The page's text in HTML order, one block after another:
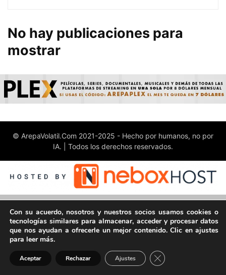
No hay publicaciones para
mostrar
© ArepaVolatil.Com 2021-2025 - Hecho por humanos, no por
IA. | Todos los derechos reservados.
Con su acuerdo, nosotros y nuestros socios usamos cookies o
tecnologías similares para almacenar, acceder y procesar datos
que nos ayudan a ofrecerle un mejor contenido. Clic en ajustes
para leer más.
Aceptar Rechazar Ajustes Cerrar el banner de